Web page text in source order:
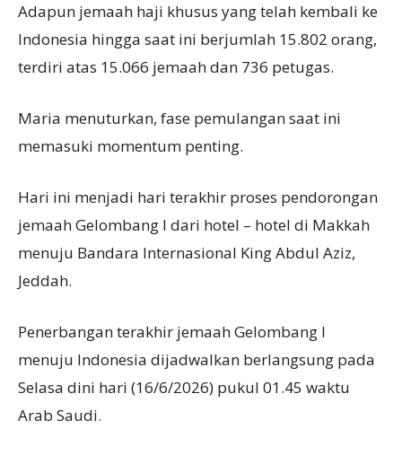
Adapun jemaah haji khusus yang telah kembali ke
Indonesia hingga saat ini berjumlah 15.802 orang,
terdiri atas 15.066 jemaah dan 736 petugas.
Maria menuturkan, fase pemulangan saat ini
memasuki momentum penting.
Hari ini menjadi hari terakhir proses pendorongan
jemaah Gelombang I dari hotel – hotel di Makkah
menuju Bandara Internasional King Abdul Aziz,
Jeddah.
Penerbangan terakhir jemaah Gelombang I
menuju Indonesia dijadwalkan berlangsung pada
Selasa dini hari (16/6/2026) pukul 01.45 waktu
Arab Saudi.